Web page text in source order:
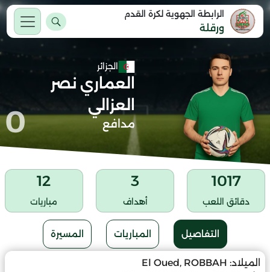
الرابطة الجهوية لكرة القدم
ورقلة
الجزائر
العماري نصر
العزالي
مدافع 0
1017
دقائق اللعب
3
أهداف
12
مباريات
التفاصيل المباريات المسيرة
الميلاد: El Oued, ROBBAH